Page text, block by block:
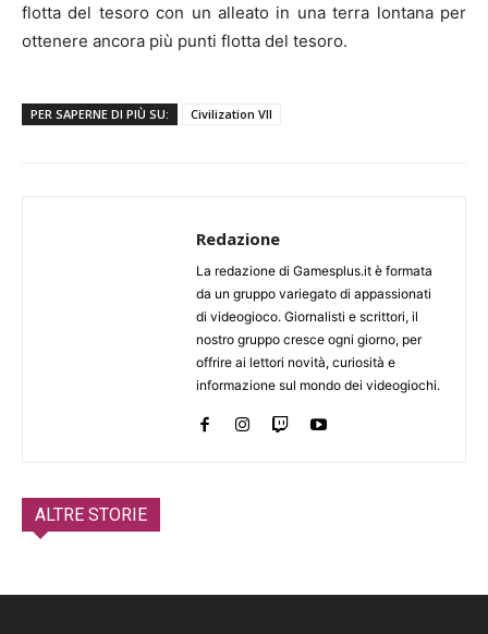
flotta del tesoro con un alleato in una terra lontana per
ottenere ancora più punti flotta del tesoro.
PER SAPERNE DI PIÙ SU: Civilization VII
Redazione
La redazione di Gamesplus.it è formata
da un gruppo variegato di appassionati
di videogioco. Giornalisti e scrittori, il
nostro gruppo cresce ogni giorno, per
offrire ai lettori novità, curiosità e
informazione sul mondo dei videogiochi.
ALTRE STORIE